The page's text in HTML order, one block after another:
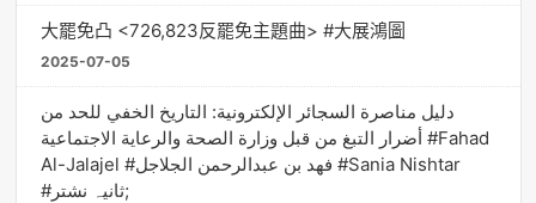
大罷免凸 <726,823反罷免主題曲> #大展鴻圖
2025-07-05
دليل مناصرة السجائر الإلكترونية: التاريخ الخفي للحد من
أضرار التبغ من قبل وزارة الصحة والرعاية الاجتماعية #Fahad
Al-Jalajel #فهد بن عبدالرحمن الجلاجل #Sania Nishtar
#ثانیہ نشتر;